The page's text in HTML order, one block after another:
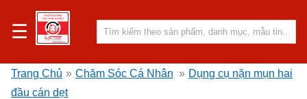
☰
Trang Chủ » Chăm Sóc Cá Nhân » Dụng cụ nặn mụn hai
đầu cán dẹt